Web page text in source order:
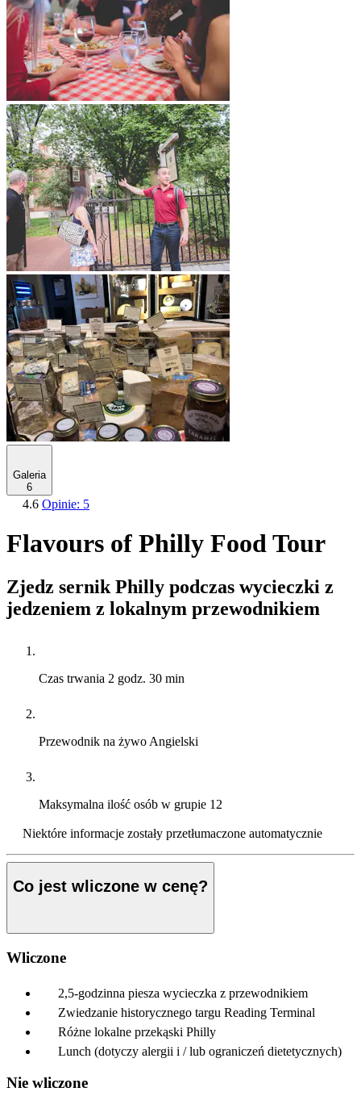
Galeria
6
4.6 Opinie: 5
Flavours of Philly Food Tour
Zjedz sernik Philly podczas wycieczki z
jedzeniem z lokalnym przewodnikiem
Czas trwania 2 godz. 30 min
Przewodnik na żywo Angielski
Maksymalna ilość osób w grupie 12
Niektóre informacje zostały przetłumaczone automatycznie
Co jest wliczone w cenę?
Wliczone
2,5-godzinna piesza wycieczka z przewodnikiem
Zwiedzanie historycznego targu Reading Terminal
Różne lokalne przekąski Philly
Lunch (dotyczy alergii i / lub ograniczeń dietetycznych)
Nie wliczone